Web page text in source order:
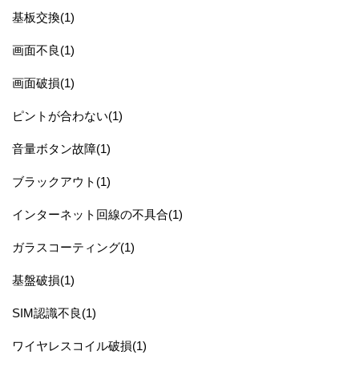
基板交換(1)
画面不良(1)
画面破損(1)
ピントが合わない(1)
音量ボタン故障(1)
ブラックアウト(1)
インターネット回線の不具合(1)
ガラスコーティング(1)
基盤破損(1)
SIM認識不良(1)
ワイヤレスコイル破損(1)